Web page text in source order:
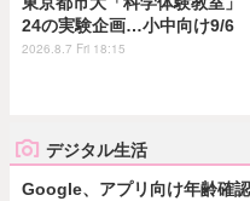
24の実験企画…小中向け9/6
2026.8.7 Fri 18:15
デジタル生活
Google、アプリ向け年齢確認